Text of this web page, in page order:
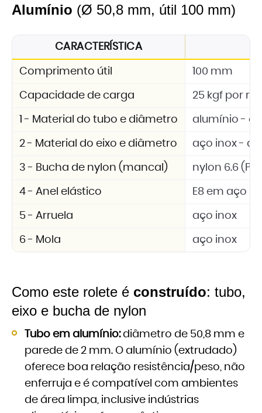
Alumínio (Ø 50,8 mm, útil 100 mm)
CARACTERÍSTICA
Comprimento útil 100 mm
Capacidade de carga 25 kgf por
1 - Material do tubo e diâmetro alumínio -
2 - Material do eixo e diâmetro aço inox -
3 - Bucha de nylon (mancal) nylon 6.6 (PA
4 - Anel elástico E8 em aço
5 - Arruela aço inox
6 - Mola aço inox
Como este rolete é construído: tubo,
eixo e bucha de nylon
Tubo em alumínio:diâmetro de 50,8 mm e
parede de 2 mm. O alumínio (extrudado)
oferece boa relação resistência/peso, não
enferruja e é compatível com ambientes
de área limpa, inclusive indústrias